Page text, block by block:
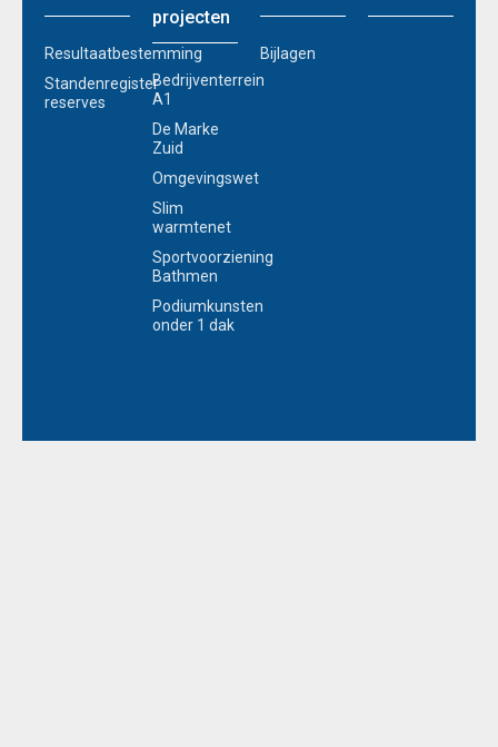
Resultaatbestemming
Standenregister
reserves
projecten
Bedrijventerrein
A1
De Marke
Zuid
Omgevingswet
Slim
warmtenet
Sportvoorziening
Bathmen
Podiumkunsten
onder 1 dak
Bijlagen